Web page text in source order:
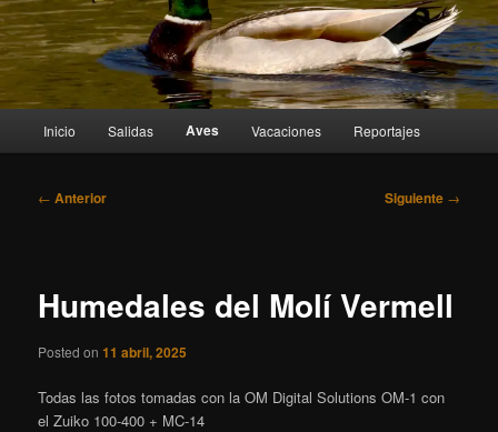
principal
Inicio Salidas Aves Vacaciones Reportajes
Navegación
← Anterior Siguiente →
Humedales del Molí Vermell
Posted on11 abril, 2025
Todas las fotos tomadas con la OM Digital Solutions OM-1 con
el Zuiko 100-400 + MC-14